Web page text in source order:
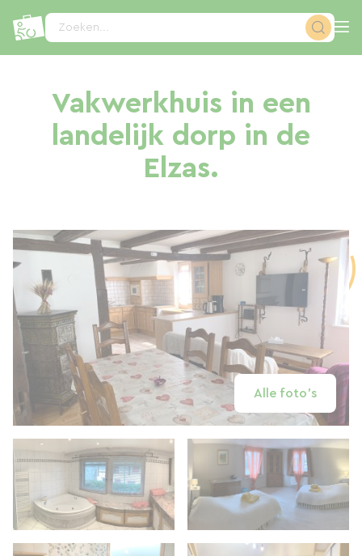
Zoeken...
Vakwerkhuis in een
landelijk dorp in de
Elzas.
Alle foto's
Cookies beheer paneel